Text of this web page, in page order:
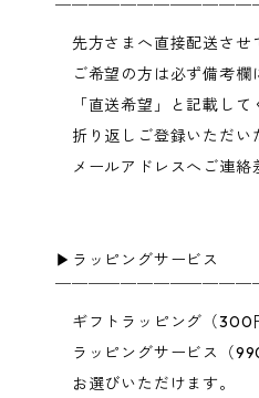
￣￣￣￣￣￣￣￣￣￣￣￣
先方さまへ直接配送させ
ご希望の方は必ず備考欄
「直送希望」と記載して
折り返しご登録いただい
メールアドレスへご連絡
▶︎ラッピングサービス
￣￣￣￣￣￣￣￣￣￣￣￣
ギフトラッピング（300
ラッピングサービス（
お選びいただけます。